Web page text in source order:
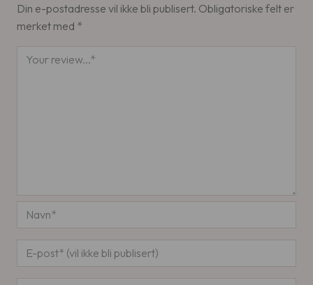
Din e-postadresse vil ikke bli publisert. Obligatoriske felt er
merket med *